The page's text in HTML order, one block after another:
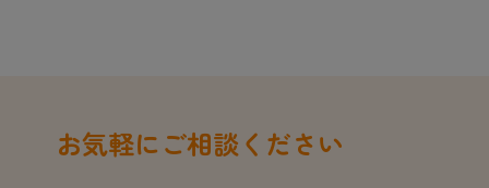
お気軽にご相談ください